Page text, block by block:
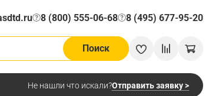
8 (800) 555-06-68
? 8 (495) 677-95-20
?
Поиск
Не нашли что искали?Отправить заявку >